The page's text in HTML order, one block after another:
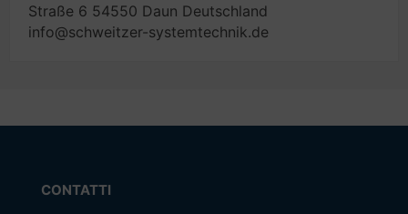
Straße 6 54550 Daun Deutschland
info@schweitzer-systemtechnik.de
CONTATTI